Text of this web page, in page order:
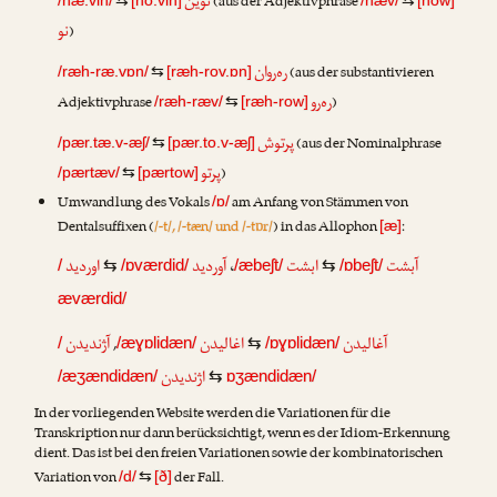
نو)
/ræh-ræ.vɒn/⇆ [ræh-rov.ɒn] ره‌ر‌وان(aus der substantivieren
Adjektivphrase/ræh-ræv/⇆ [ræh-row] ره‌رو)
/pær.tæ.v-æʃ/⇆ [pær.to.v-æʃ] پرتوش(aus der Nominalphrase
/pærtæv/⇆ [pærtow] پرتو)
Umwandlung des Vokals/ɒ/am Anfang von Stämmen von
Dentalsuffixen (/-t/, /-tæn/ und /-tɒr/) in das Allophon[æ]:
آبشت /ɒbeʃt/
⇆ ابشت /æbeʃt/،آوردید /ɒværdid/
⇆ اوردید /
æværdid/
آغالیدن/ɒɣɒlidæn/
⇆ اغالیدن/æɣɒlidæn/
,آژندیدن/
ɒʒændidæn/
⇆ اژندیدن/æʒændidæn/
In der vorliegenden Website werden die Variationen für die
Transkription nur dann berücksichtigt, wenn es der Idiom-Erkennung
dient. Das ist bei den freien Variationen sowie der kombinatorischen
Variation von/d/⇆ [ð]der Fall.